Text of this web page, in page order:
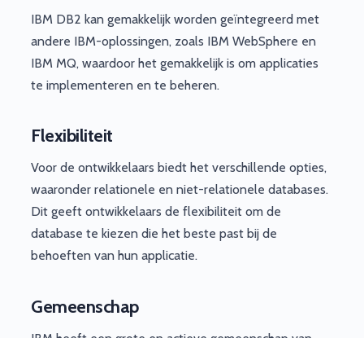
IBM DB2 kan gemakkelijk worden geïntegreerd met
andere IBM-oplossingen, zoals IBM WebSphere en
IBM MQ, waardoor het gemakkelijk is om applicaties
te implementeren en te beheren.
Flexibiliteit
Voor de ontwikkelaars biedt het verschillende opties,
waaronder relationele en niet-relationele databases.
Dit geeft ontwikkelaars de flexibiliteit om de
database te kiezen die het beste past bij de
behoeften van hun applicatie.
Gemeenschap